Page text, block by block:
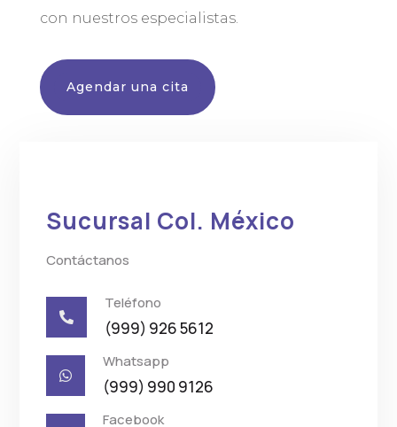
con nuestros especialistas.
Agendar una cita
Sucursal Col. México
Contáctanos

Teléfono
(999) 926 5612

Whatsapp
(999) 990 9126
Facebook